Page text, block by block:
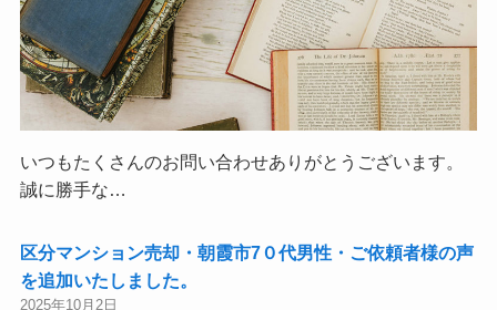
いつもたくさんのお問い合わせありがとうございます。
誠に勝手な…
区分マンション売却・朝霞市7０代男性・ご依頼者様の声
を追加いたしました。
2025年10月2日